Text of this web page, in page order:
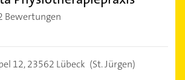
Bewertungen
12,23562 Lübeck (St. Jürgen)